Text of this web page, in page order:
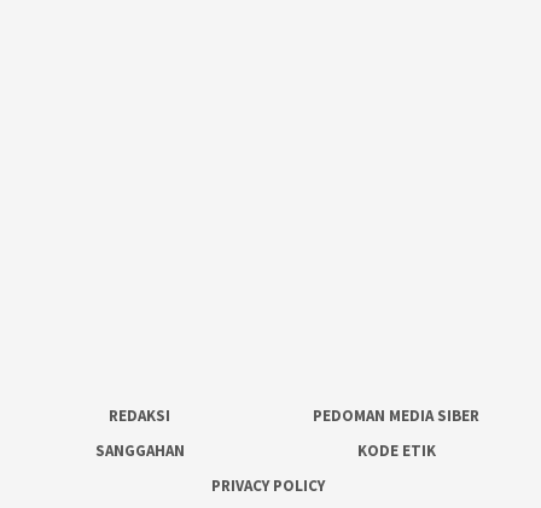
REDAKSI
PEDOMAN MEDIA SIBER
SANGGAHAN
KODE ETIK
PRIVACY POLICY